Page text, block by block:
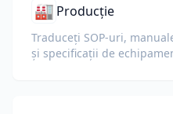
🏭 Producție
Traduceți SOP-uri,
și specificații de